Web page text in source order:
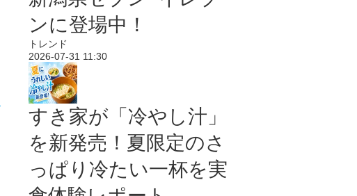
ンに登場中！
トレンド
2026-07-31 11:30
すき家が「冷やし汁」
を新発売！夏限定のさ
っぱり冷たい一杯を実